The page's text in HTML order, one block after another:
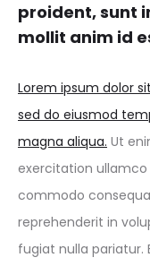
proident, sunt
mollit anim id
Lorem ipsum dolor
sed do eiusmod
magna aliqua. Ut
exercitation ullamco
commodo
reprehenderit in
fugiat nulla